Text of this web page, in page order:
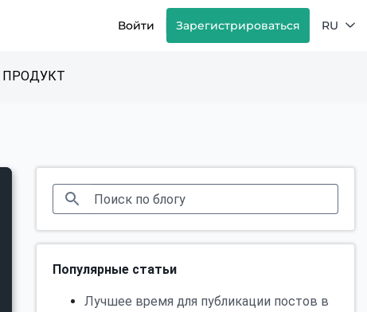
Войти Зарегистрироваться RU
ПРОДУКТ
Популярные статьи
Лучшее время для публикации постов в